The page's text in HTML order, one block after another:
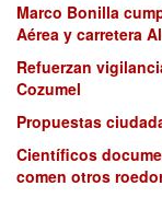
Marco Bonilla
Aérea y carretera
Refuerzan
Cozumel
Propuestas
Científicos
comen otros